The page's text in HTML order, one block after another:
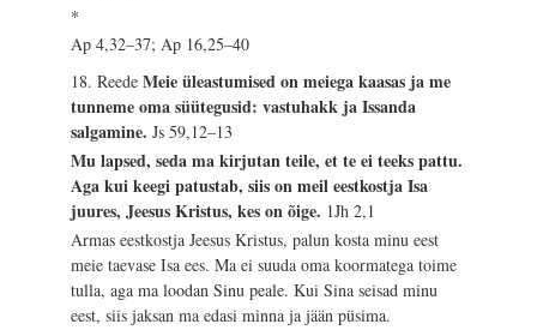
*
Ap 4,32–37; Ap 16,25–40
18. ReedeMeie üleastumised on meiega kaasas ja me
tunneme oma süütegusid: vastuhakk ja Issanda
salgamine.Js 59,12–13
Mu lapsed, seda ma kirjutan teile, et te ei teeks pattu.
Aga kui keegi patustab, siis on meil eestkostja Isa
juures, Jeesus Kristus, kes on õige. 1Jh 2,1
Armas eestkostja Jeesus Kristus, palun kosta minu eest
meie taevase Isa ees. Ma ei suuda oma koormatega toime
tulla, aga ma loodan Sinu peale. Kui Sina seisad minu
eest, siis jaksan ma edasi minna ja jään püsima.